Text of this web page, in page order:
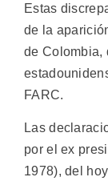
Estas
de la
de Colombia,
FARC.
Las
por el ex
1978), del